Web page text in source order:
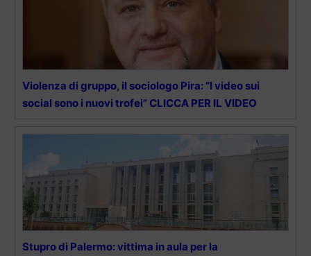
Violenza di gruppo, il sociologo Pira: “I video sui
social sono i nuovi trofei” CLICCA PER IL VIDEO
Stupro di Palermo: vittima in aula per la